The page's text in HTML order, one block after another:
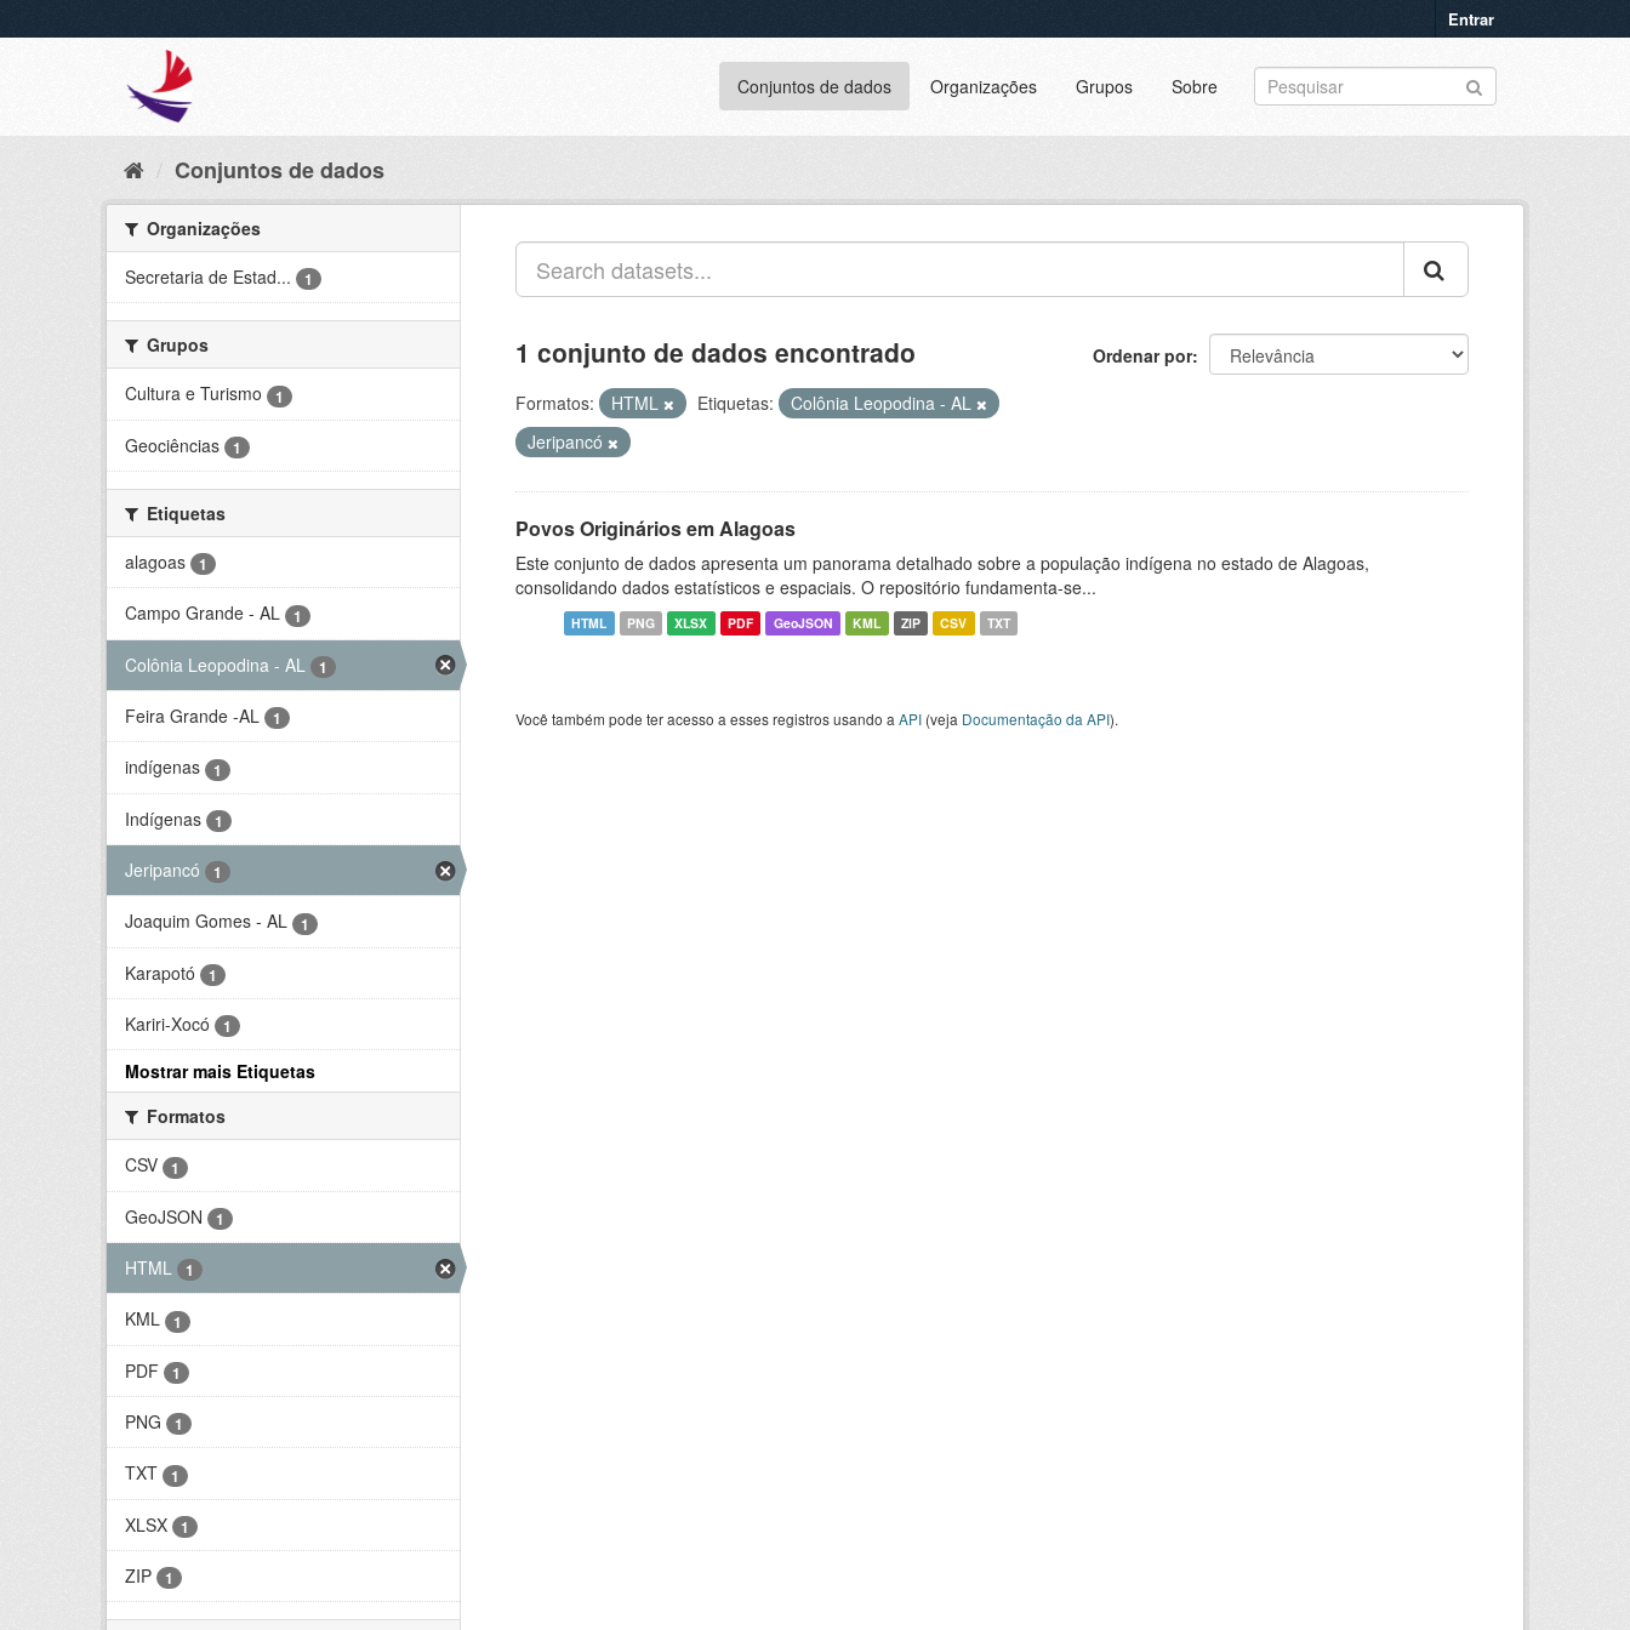
Entrar
Conjuntos de dados Organizações Grupos Sobre
Conjuntos de dados
Organizações
Secretaria de Estad...
1
Grupos
Cultura e Turismo
1
Geociências 1
Etiquetas
alagoas
1
Campo Grande - AL 1
Colônia Leopodina - AL 1
Feira Grande -AL 1
indígenas 1
Indígenas 1
Jeripancó 1
Joaquim Gomes - AL 1
Karapotó 1
Kariri-Xocó 1
Mostrar mais Etiquetas
Formatos
CSV
1
GeoJSON 1
HTML 1
KML 1
PDF 1
PNG 1
TXT 1
XLSX 1
ZIP 1
Ordenar por
1 conjunto de dados encontrado
Formatos: HTML Etiquetas:
Colônia Leopodina - AL
Jeripancó
Povos Originários em Alagoas
Este conjunto de dados apresenta um panorama detalhado sobre a população indígena no estado de Alagoas,
consolidando dados estatísticos e espaciais. O repositório fundamenta-se...
HTML PNG XLSX PDF GeoJSON KML ZIP CSV TXT
Você também pode ter acesso a esses registros usando a API (veja Documentação da API).